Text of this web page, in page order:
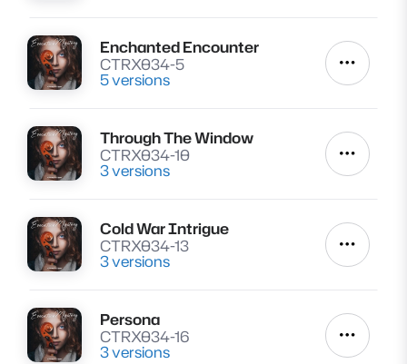
Lire
Enchanted Encounter
CTRX034-5
5 versions Autres
Lire
Through The Window
CTRX034-10
3 versions Autres
Lire
Cold War Intrigue
CTRX034-13
3 versions Autres
Lire
Persona
CTRX034-16
3 versions Autres